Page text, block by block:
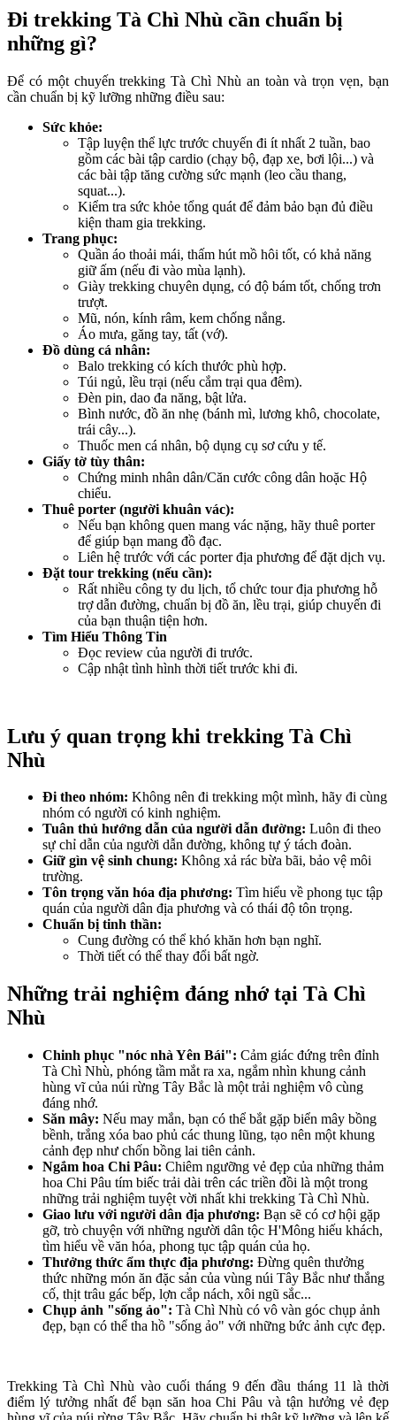
Đi trekking Tà Chì Nhù cần chuẩn bị
những gì?
Để có một chuyến trekking Tà Chì Nhù an toàn và trọn vẹn, bạn
cần chuẩn bị kỹ lưỡng những điều sau:
Sức khỏe:
Tập luyện thể lực trước chuyến đi ít nhất 2 tuần, bao
gồm các bài tập cardio (chạy bộ, đạp xe, bơi lội...) và
các bài tập tăng cường sức mạnh (leo cầu thang,
squat...).
Kiểm tra sức khỏe tổng quát để đảm bảo bạn đủ điều
kiện tham gia trekking.
Trang phục:
Quần áo thoải mái, thấm hút mồ hôi tốt, có khả năng
giữ ấm (nếu đi vào mùa lạnh).
Giày trekking chuyên dụng, có độ bám tốt, chống trơn
trượt.
Mũ, nón, kính râm, kem chống nắng.
Áo mưa, găng tay, tất (vớ).
Đồ dùng cá nhân:
Balo trekking có kích thước phù hợp.
Túi ngủ, lều trại (nếu cắm trại qua đêm).
Đèn pin, dao đa năng, bật lửa.
Bình nước, đồ ăn nhẹ (bánh mì, lương khô, chocolate,
trái cây...).
Thuốc men cá nhân, bộ dụng cụ sơ cứu y tế.
Giấy tờ tùy thân:
Chứng minh nhân dân/Căn cước công dân hoặc Hộ
chiếu.
Thuê porter (người khuân vác):
Nếu bạn không quen mang vác nặng, hãy thuê porter
để giúp bạn mang đồ đạc.
Liên hệ trước với các porter địa phương để đặt dịch vụ.
Đặt tour trekking (nếu cần):
Rất nhiều công ty du lịch, tổ chức tour địa phương hỗ
trợ dẫn đường, chuẩn bị đồ ăn, lều trại, giúp chuyến đi
của bạn thuận tiện hơn.
Tìm Hiểu Thông Tin
Đọc review của người đi trước.
Cập nhật tình hình thời tiết trước khi đi.
Lưu ý quan trọng khi trekking Tà Chì
Nhù
Đi theo nhóm: Không nên đi trekking một mình, hãy đi cùng
nhóm có người có kinh nghiệm.
Tuân thủ hướng dẫn của người dẫn đường: Luôn đi theo
sự chỉ dẫn của người dẫn đường, không tự ý tách đoàn.
Giữ gìn vệ sinh chung: Không xả rác bừa bãi, bảo vệ môi
trường.
Tôn trọng văn hóa địa phương: Tìm hiểu về phong tục tập
quán của người dân địa phương và có thái độ tôn trọng.
Chuẩn bị tinh thần:
Cung đường có thể khó khăn hơn bạn nghĩ.
Thời tiết có thể thay đổi bất ngờ.
Những trải nghiệm đáng nhớ tại Tà Chì
Nhù
Chinh phục "nóc nhà Yên Bái": Cảm giác đứng trên đỉnh
Tà Chì Nhù, phóng tầm mắt ra xa, ngắm nhìn khung cảnh
hùng vĩ của núi rừng Tây Bắc là một trải nghiệm vô cùng
đáng nhớ.
Săn mây: Nếu may mắn, bạn có thể bắt gặp biển mây bồng
bềnh, trắng xóa bao phủ các thung lũng, tạo nên một khung
cảnh đẹp như chốn bồng lai tiên cảnh.
Ngắm hoa Chi Pâu: Chiêm ngưỡng vẻ đẹp của những thảm
hoa Chi Pâu tím biếc trải dài trên các triền đồi là một trong
những trải nghiệm tuyệt vời nhất khi trekking Tà Chì Nhù.
Giao lưu với người dân địa phương: Bạn sẽ có cơ hội gặp
gỡ, trò chuyện với những người dân tộc H'Mông hiếu khách,
tìm hiểu về văn hóa, phong tục tập quán của họ.
Thưởng thức ẩm thực địa phương: Đừng quên thưởng
thức những món ăn đặc sản của vùng núi Tây Bắc như thắng
cố, thịt trâu gác bếp, lợn cắp nách, xôi ngũ sắc...
Chụp ảnh "sống ảo": Tà Chì Nhù có vô vàn góc chụp ảnh
đẹp, bạn có thể tha hồ "sống ảo" với những bức ảnh cực đẹp.
Trekking Tà Chì Nhù vào cuối tháng 9 đến đầu tháng 11 là thời
điểm lý tưởng nhất để bạn săn hoa Chi Pâu và tận hưởng vẻ đẹp